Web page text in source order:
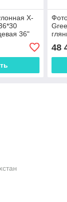
X-
36"
180 г/
м2
48